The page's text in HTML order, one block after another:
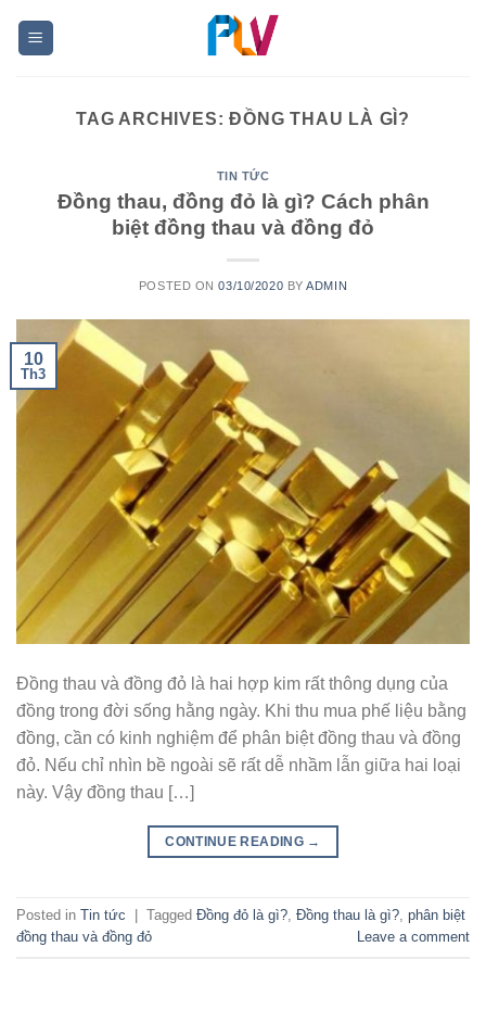
TAG ARCHIVES:ĐỒNG THAU LÀ GÌ?
TIN TỨC
Đồng thau, đồng đỏ là gì? Cách phân
biệt đồng thau và đồng đỏ
POSTED ON03/10/2020 BYADMIN
10
Th3
Đồng thau và đồng đỏ là hai hợp kim rất thông dụng của
đồng trong đời sống hằng ngày. Khi thu mua phế liệu bằng
đồng, cần có kinh nghiệm để phân biệt đồng thau và đồng
đỏ. Nếu chỉ nhìn bề ngoài sẽ rất dễ nhầm lẫn giữa hai loại
này. Vậy đồng thau […]
CONTINUE READING →
Posted in Tin tức Tagged Đồng đỏ là gì?, Đồng thau là gì?, phân biệt
đồng thau và đồng đỏ
Leave a comment